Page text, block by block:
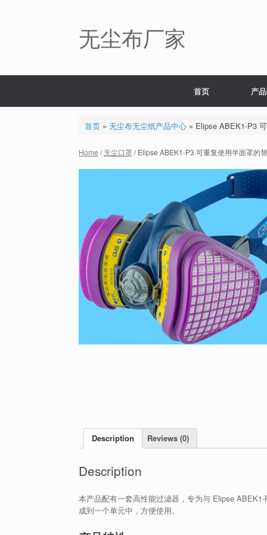
无尘布厂家
首页 产
首页» 无尘布无尘纸产品中心» Elipse ABEK1-P3
Home /无尘口罩 / Elipse ABEK1-P3 可重复使用半面罩的
Description Reviews (0)
Description
本产品配有一套高性能过滤器，专为与 Elipse
成到一个单元中，方便使用。